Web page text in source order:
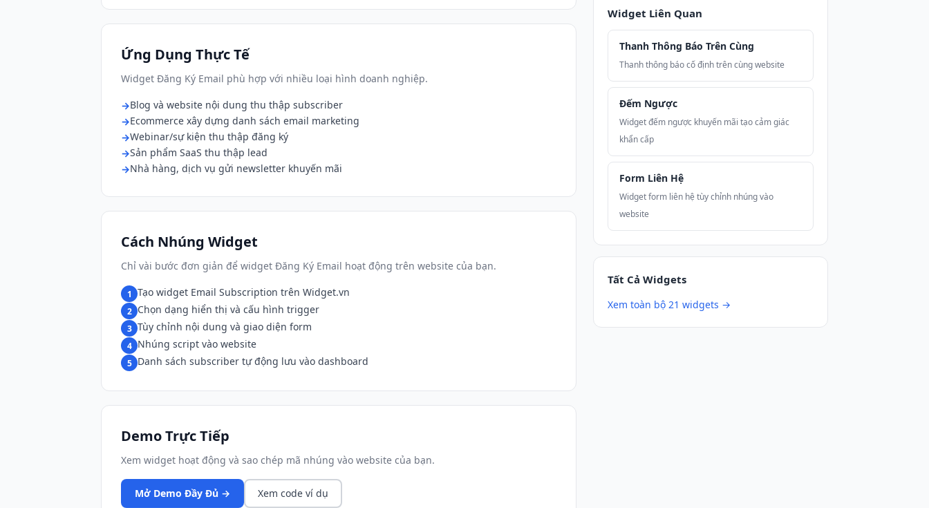
Ứng Dụng Thực Tế
Widget Đăng Ký Email phù hợp với nhiều loại hình doanh nghiệp.
Blog và website nội dung thu thập subscriber
Ecommerce xây dựng danh sách email marketing
Webinar/sự kiện thu thập đăng ký
Sản phẩm SaaS thu thập lead
Nhà hàng, dịch vụ gửi newsletter khuyến mãi
Cách Nhúng Widget
Chỉ vài bước đơn giản để widget Đăng Ký Email hoạt động trên website của bạn.
1 Tạo widget Email Subscription trên Widget.vn
2 Chọn dạng hiển thị và cấu hình trigger
3 Tùy chỉnh nội dung và giao diện form
4 Nhúng script vào website
5 Danh sách subscriber tự động lưu vào dashboard
Demo Trực Tiếp
Xem widget hoạt động và sao chép mã nhúng vào website của bạn.
Mở Demo Đầy Đủ → Xem code ví dụ
Widget Liên Quan
Thanh Thông Báo Trên Cùng
Thanh thông báo cố định trên cùng website
Đếm Ngược
Widget đếm ngược khuyến mãi tạo cảm giác
khẩn cấp
Form Liên Hệ
Widget form liên hệ tùy chỉnh nhúng vào
website
Tất Cả Widgets
Xem toàn bộ 21 widgets →